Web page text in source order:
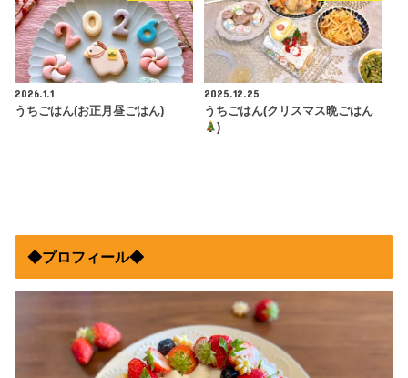
2026.1.1
うちごはん(お正月昼ごはん)
2025.12.25
うちごはん(クリスマス晩ごはん
)
◆プロフィール◆